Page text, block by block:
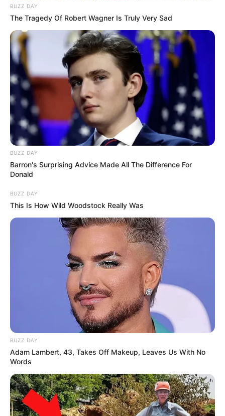
BUZZ DAY
The Tragedy Of Robert Wagner Is Truly Very Sad
BUZZ DAY
Barron's Surprising Advice Made All The Difference For
Donald
BUZZ DAY
This Is How Wild Woodstock Really Was
BUZZ DAY
Adam Lambert, 43, Takes Off Makeup, Leaves Us With No
Words